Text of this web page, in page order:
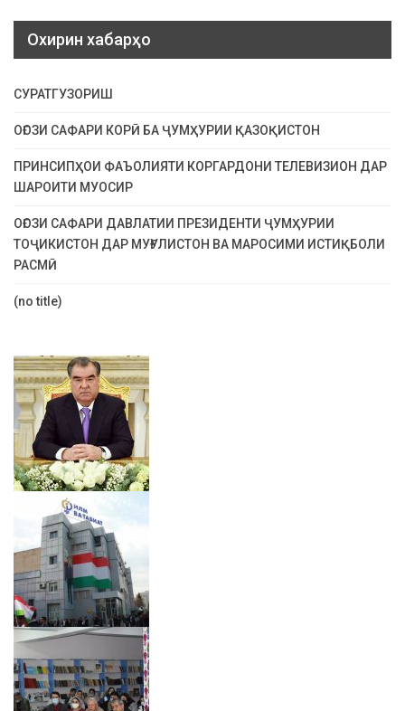
Охирин хабарҳо
СУРАТГУЗОРИШ
ОҒОЗИ САФАРИ КОРӢ БА ҶУМҲУРИИ ҚАЗОҚИСТОН
ПРИНСИПҲОИ ФАЪОЛИЯТИ КОРГАРДОНИ ТЕЛЕВИЗИОН ДАР
ШАРОИТИ МУОСИР
ОҒОЗИ САФАРИ ДАВЛАТИИ ПРЕЗИДЕНТИ ҶУМҲУРИИ
ТОҶИКИСТОН ДАР МУҒУЛИСТОН ВА МАРОСИМИ ИСТИҚБОЛИ
РАСМӢ
(no title)